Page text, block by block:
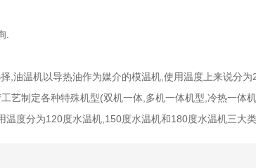
.
,油温机以导热油作为媒介的模温机,使用温度上来说分为
制定各种特殊机型(双机一体,多机一体机型,冷热一体
度分为120度水温机,150度水温机和180度水温机三大类